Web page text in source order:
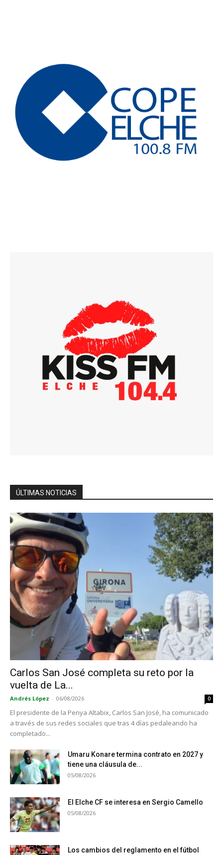
ÚLTIMAS NOTICIAS
Carlos San José completa su reto por la
vuelta de La...
Andrés López - 06/08/2026 0
El presidente de la Penya Altabix, Carlos San José, ha comunicado
a través de sus redes sociales que tras 4 días pedaleando ha
completado...
Umaru Konare termina contrato en 2027 y
tiene una cláusula de...
05/08/2026
El Elche CF se interesa en Sergio Camello
05/08/2026
Los cambios del reglamento en el fútbol